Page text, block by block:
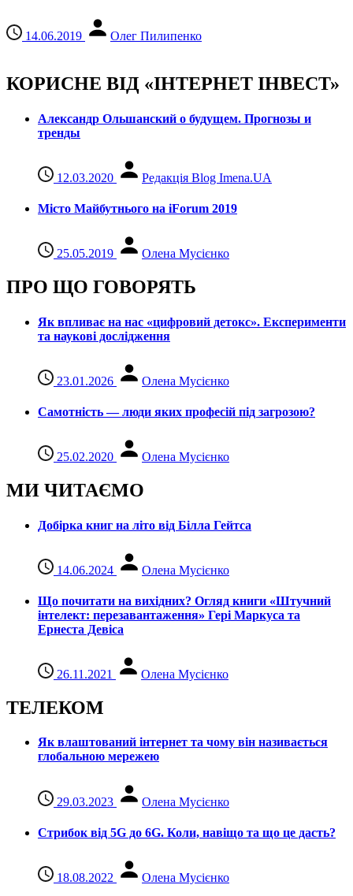
14.06.2019 Олег Пилипенко
КОРИСНЕ ВІД «ІНТЕРНЕТ ІНВЕСТ»
Александр Ольшанский о будущем. Прогнозы и
тренды
12.03.2020 Редакція Blog Imena.UA
Місто Майбутнього на iForum 2019
25.05.2019 Олена Мусієнко
ПРО ЩО ГОВОРЯТЬ
Як впливає на нас «цифровий детокс». Експерименти
та наукові дослідження
23.01.2026 Олена Мусієнко
Самотність — люди яких професій під загрозою?
25.02.2020 Олена Мусієнко
МИ ЧИТАЄМО
Добірка книг на літо від Білла Гейтса
14.06.2024 Олена Мусієнко
Що почитати на вихідних? Огляд книги «Штучний
інтелект: перезавантаження» Гері Маркуса та
Ернеста Девіса
26.11.2021 Олена Мусієнко
ТЕЛЕКОМ
Як влаштований інтернет та чому він називається
глобальною мережею
29.03.2023 Олена Мусієнко
Стрибок від 5G до 6G. Коли, навіщо та що це даcть?
18.08.2022 Олена Мусієнко